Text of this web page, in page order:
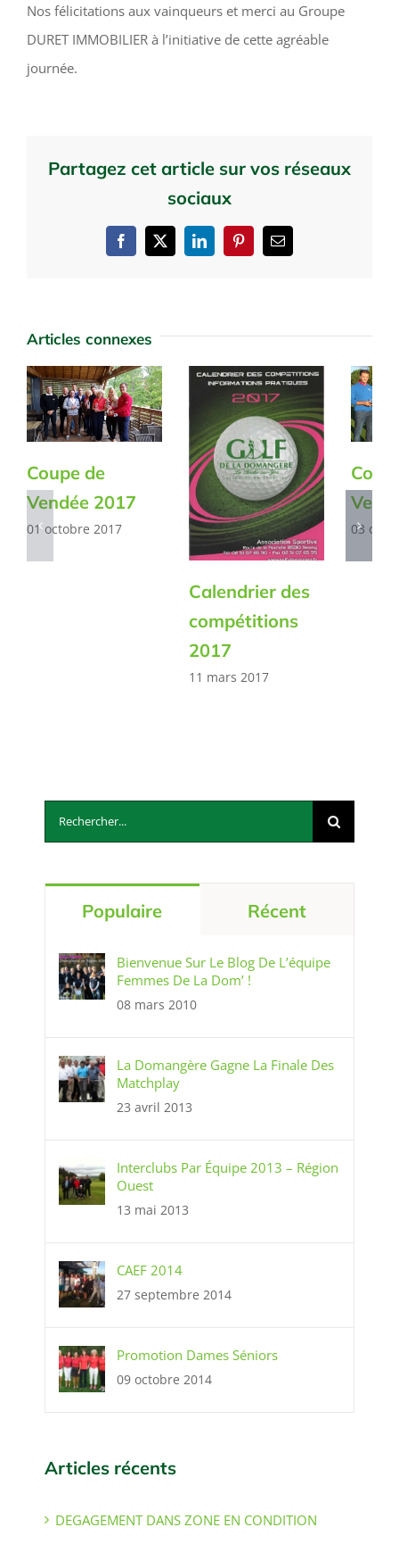
Nos félicitations aux vainqueurs et merci au Groupe
DURET IMMOBILIER à l’initiative de cette agréable
journée.
Partagez cet article sur vos réseaux
sociaux
Facebook
X LinkedInPinterestEmail
Articles connexes
Coupe de
Vendée 2017
01 octobre 2017
Calendrier des
compétitions
2017
11 mars 2017
03
Rechercher:
Populaire Récent
Bienvenue Sur Le Blog De L’équipe
Femmes De La Dom’ !
08 mars 2010
La Domangère Gagne La Finale Des
Matchplay
23 avril 2013
Interclubs Par Équipe 2013 – Région
Ouest
13 mai 2013
CAEF 2014
27 septembre 2014
Promotion Dames Séniors
09 octobre 2014
Articles récents
DEGAGEMENT DANS ZONE EN CONDITION